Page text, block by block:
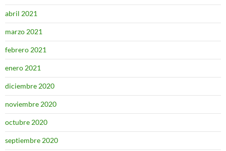
abril 2021
marzo 2021
febrero 2021
enero 2021
diciembre 2020
noviembre 2020
octubre 2020
septiembre 2020